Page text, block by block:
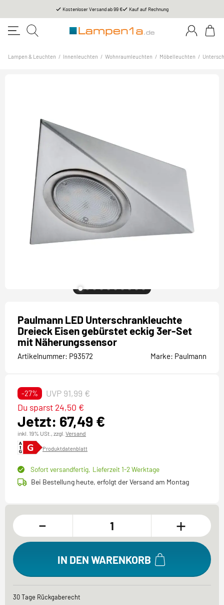
Kostenloser Versand ab 99 € Kauf auf Rechnung
Lampen & Leuchten / Innenleuchten / Wohnraumleuchten / Möbelleuchten /
Paulmann LED Unterschrankleuchte
Dreieck Eisen gebürstet eckig 3er-Set
mit Näherungssensor
Artikelnummer: P93572 Marke: Paulmann
-27% UVP 91,99 €
Jetzt: 67,49 €
Du sparst 24,50 €
inkl. 19% USt., zzgl. Versand
Produktdatenblatt
Sofort versandfertig, Lieferzeit 1-2 Werktage
Bei Bestellung heute, erfolgt der Versand am Montag
- +
IN DEN WARENKORB
30 Tage Rückgaberecht